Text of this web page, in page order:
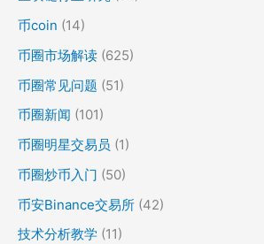
币coin (14)
币圈市场解读 (625)
币圈常见问题 (51)
币圈新闻 (101)
币圈明星交易员 (1)
币圈炒币入门 (50)
币安Binance交易所 (42)
技术分析教学 (11)